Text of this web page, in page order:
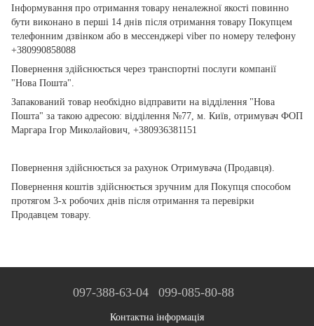
Інформування про отримання товару неналежної якості повинно
бути виконано в перші 14 днів після отримання товару Покупцем
телефонним дзвінком або в мессенджері viber по номеру телефону
+380990858088
Повернення здійснюється через транспортні послуги компанії
"Нова Пошта".
Запакований товар необхідно відправити на відділення "Нова
Пошта" за такою адресою: відділення №77, м. Київ, отримувач ФОП
Маргара Ігор Миколайович, +380936381151
Повернення здійснюється за рахунок Отримувача (Продавця).
Повернення коштів здійснюється зручним для Покупця способом
протягом 3-х робочих днів після отримання та перевірки
Продавцем товару.
097-388-63-04 099-085-80-88
Контактна інформація